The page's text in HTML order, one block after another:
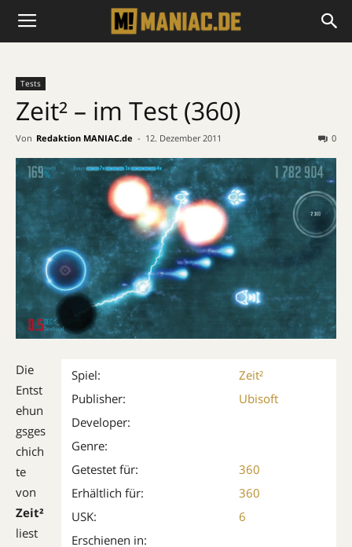
Tests
Zeit² – im Test (360)
Von Redaktion MANIAC.de - 12. Dezember 2011 0
Spiel:
Zeit²
Publisher:
Ubisoft
Developer:
Genre:
Getestet für:
360
Erhältlich für:
360
USK:
6
Erschienen in:
Die
Entst
ehun
gsges
chich
te
von
Zeit²
liest